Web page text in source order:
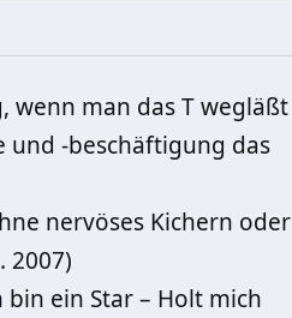
wenn man das T wegläßt
und -beschäftigung das
nervöses Kichern oder
2007)
ein Star – Holt mich